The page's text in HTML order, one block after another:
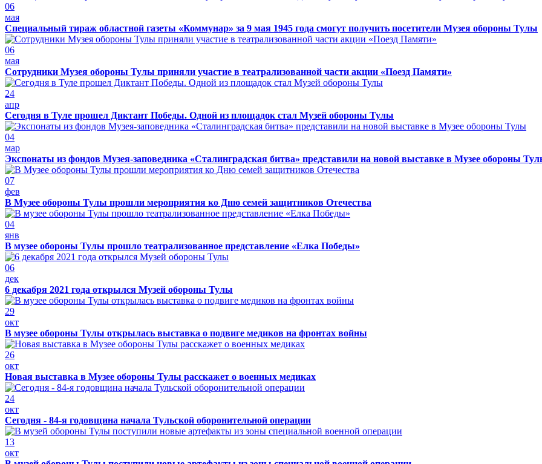
06
мая
Специальный тираж областной газеты «Коммунар» за 9 мая 1945 года смогут получить посетители Музея обороны Тулы
06
мая
Сотрудники Музея обороны Тулы приняли участие в театрализованной части акции «Поезд Памяти»
24
апр
Сегодня в Туле прошел Диктант Победы. Одной из площадок стал Музей обороны Тулы
04
мар
Экспонаты из фондов Музея-заповедника «Сталинградская битва» представили на новой выставке в Музее обороны
07
фев
В Музее обороны Тулы прошли мероприятия ко Дню семей защитников Отечества
04
янв
В музее обороны Тулы прошло театрализованное представление «Елка Победы»
06
дек
6 декабря 2021 года открылся Музей обороны Тулы
29
окт
В музее обороны Тулы открылась выставка о подвиге медиков на фронтах войны
26
окт
Новая выставка в Музее обороны Тулы расскажет о военных медиках
24
окт
Сегодня - 84-я годовщина начала Тульской оборонительной операции
13
окт